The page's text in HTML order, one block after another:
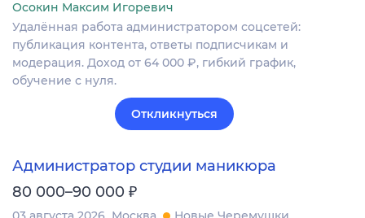
Осокин Максим Игоревич
Удалённая работа администратором соцсетей:
публикация контента, ответы подписчикам и
модерация. Доход от 64 000 ₽, гибкий график,
обучение с нуля.
Откликнуться
Администратор студии маникюра
80 000–90 000 ₽